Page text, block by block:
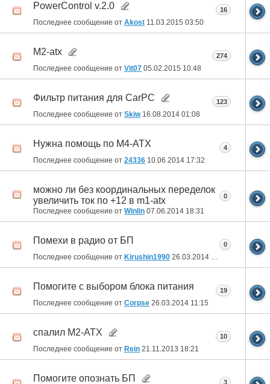
PowerControl v.2.0
Последнее сообщение от Akost 11.03.2015 03:50
16
M2-atx
Последнее сообщение от Vit07 05.02.2015 10:48
274
Фильтр питания для CarPC
Последнее сообщение от Skiw16.08.2014 01:08
123
Нужна помощь по M4-ATX
Последнее сообщение от 24336 10.06.2014 17:32
4
можно ли без координальных переделок
увеличить ток по +12 в m1-atx
Последнее сообщение от Winlin 07.06.2014 18:31
0
Помехи в радио от БП
Последнее сообщение от Kirushin1990 26.03.2014 18:55
0
Помогите с выбором блока питания
Последнее сообщение от Corpse 26.03.2014 11:15
19
спалил M2-ATX
Последнее сообщение от Rein 21.11.2013 18:21
10
Помогите опознать БП 3